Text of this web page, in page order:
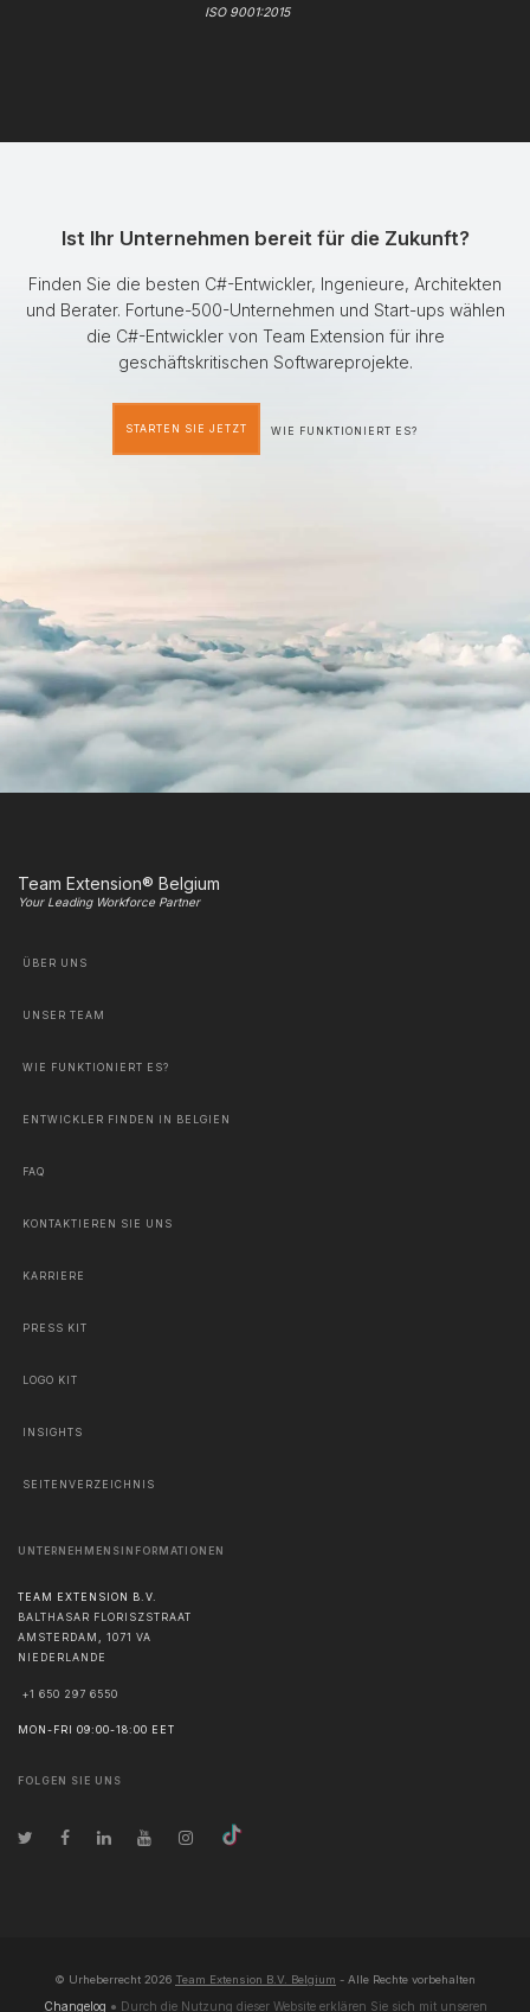
ISO 9001:2015
Ist Ihr Unternehmen bereit für die Zukunft?
Finden Sie die besten C#-Entwickler, Ingenieure, Architekten
und Berater. Fortune-500-Unternehmen und Start-ups wählen
die C#-Entwickler von Team Extension für ihre
geschäftskritischen Softwareprojekte.
STARTEN SIE JETZT WIE FUNKTIONIERT ES?
Team Extension® Belgium
Your Leading Workforce Partner
ÜBER UNS
UNSER TEAM
WIE FUNKTIONIERT ES?
ENTWICKLER FINDEN IN BELGIEN
FAQ
KONTAKTIEREN SIE UNS
KARRIERE
PRESS KIT
LOGO KIT
INSIGHTS
SEITENVERZEICHNIS
UNTERNEHMENSINFORMATIONEN
TEAM EXTENSION B.V.
BALTHASAR FLORISZSTRAAT
AMSTERDAM , 1071 VA
NIEDERLANDE
+1 650 297 6550
MON-FRI 09:00-18:00 EET
FOLGEN SIE UNS
© Urheberrecht 2026 Team Extension B.V. Belgium - Alle Rechte vorbehalten
Changelog ● Durch die Nutzung dieser Website erklären Sie sich mit unseren